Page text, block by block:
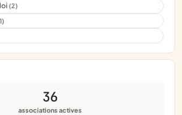
(2)
36
associations actives